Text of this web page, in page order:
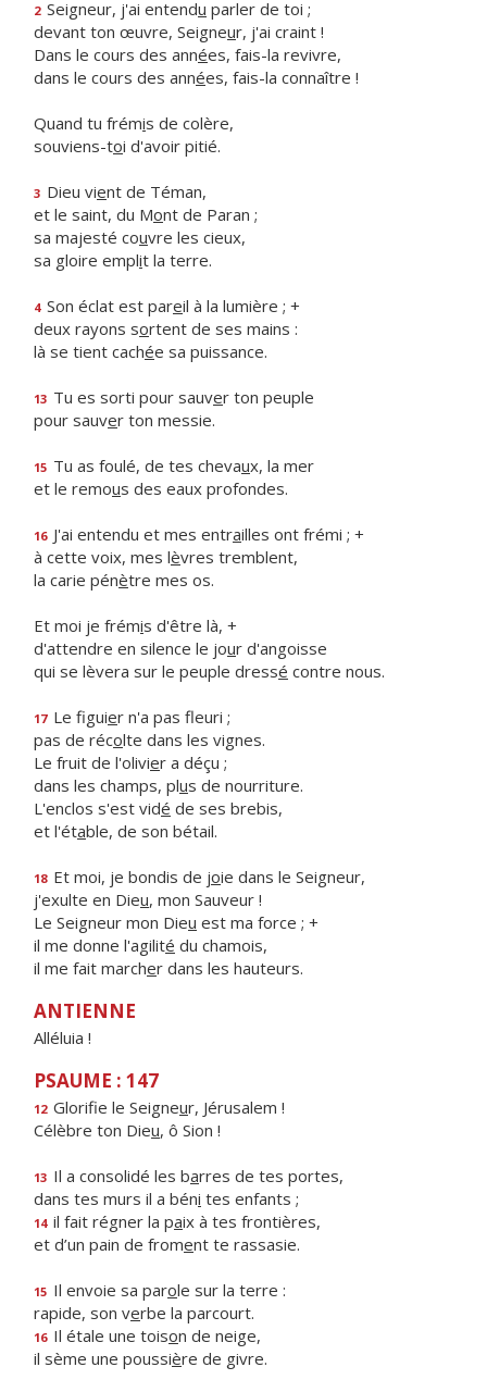
2 Seigneur, j'ai entendu parler de toi ;
devant ton œuvre, Seigneur, j'ai craint !
Dans le cours des années, fais-la revivre,
dans le cours des années, fais-la connaître !
Quand tu frémis de colère,
souviens-toi d'avoir pitié.
3 Dieu vient de Téman,
et le saint, du Mont de Paran ;
sa majesté couvre les cieux,
sa gloire emplit la terre.
4 Son éclat est pareil à la lumière ; +
deux rayons sortent de ses mains :
là se tient cachée sa puissance.
13 Tu es sorti pour sauver ton peuple
pour sauver ton messie.
15 Tu as foulé, de tes chevaux, la mer
et le remous des eaux profondes.
16 J'ai entendu et mes entrailles ont frémi ; +
à cette voix, mes lèvres tremblent,
la carie pénètre mes os.
Et moi je frémis d'être là, +
d'attendre en silence le jour d'angoisse
qui se lèvera sur le peuple dressé contre nous.
17 Le figuier n'a pas fleuri ;
pas de récolte dans les vignes.
Le fruit de l'olivier a déçu ;
dans les champs, plus de nourriture.
L'enclos s'est vidé de ses brebis,
et l'étable, de son bétail.
18 Et moi, je bondis de joie dans le Seigneur,
j'exulte en Dieu, mon Sauveur !
Le Seigneur mon Dieu est ma force ; +
il me donne l'agilité du chamois,
il me fait marcher dans les hauteurs.
ANTIENNE
Alléluia !
PSAUME : 147
12 Glorifie le Seigneur, Jérusalem !
Célèbre ton Dieu, ô Sion !
13 Il a consolidé les barres de tes portes,
dans tes murs il a béni tes enfants ;
14 il fait régner la paix à tes frontières,
et d’un pain de froment te rassasie.
15 Il envoie sa parole sur la terre :
rapide, son verbe la parcourt.
16 Il étale une toison de neige,
il sème une poussière de givre.